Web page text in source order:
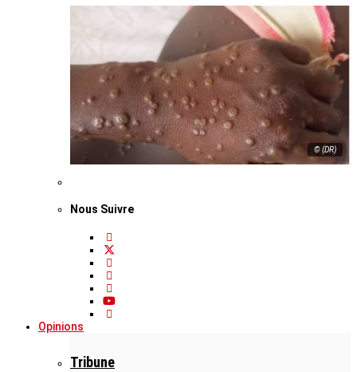
© (DR)
Nous Suivre
Opinions
Tribune